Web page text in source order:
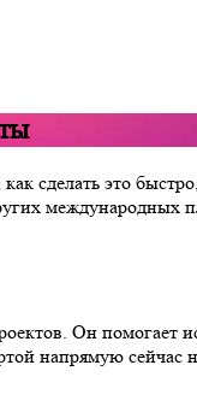
сделать это
Он помогает
напрямую сейчас